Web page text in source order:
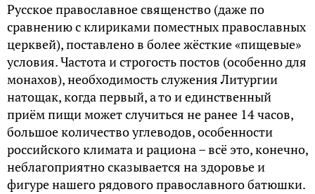
Русское православное священство (даже по
сравнению с клириками поместных православных
церквей), поставлено в более жёсткие «пищевые»
условия. Частота и строгость постов (особенно для
монахов), необходимость служения Литургии
натощак, когда первый, а то и единственный
приём пищи может случиться не ранее 14 часов,
большое количество углеводов, особенности
российского климата и рациона – всё это, конечно,
неблагоприятно сказывается на здоровье и
фигуре нашего рядового православного батюшки.